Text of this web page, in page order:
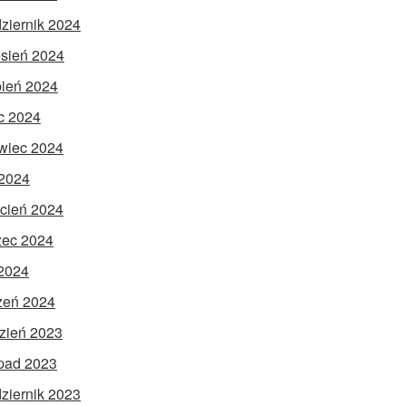
2024
2024
2024
2024
2024
2024
2024
2024
2023
2023
2023